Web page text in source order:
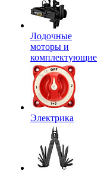
Лодочные
моторы и
комплектующие
Электрика